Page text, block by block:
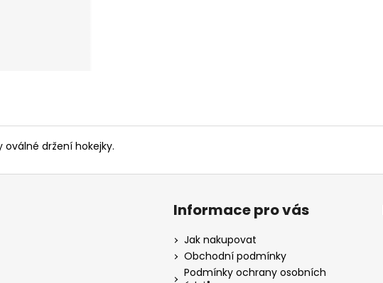
oválné držení hokejky.
Informace pro vás
Jak nakupovat
Obchodní podmínky
Podmínky ochrany osobních